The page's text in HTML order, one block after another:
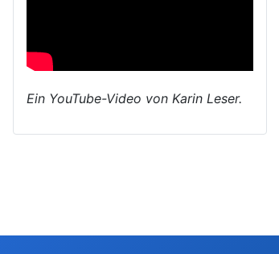
Ein YouTube-Video von Karin Leser.